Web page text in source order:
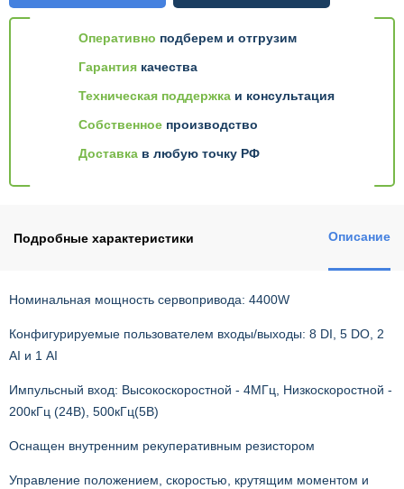
Оперативно подберем и отгрузим
Гарантия качества
Техническая поддержка и консультация
Собственное производство
Доставка в любую точку РФ
Подробные характеристики Описание
Номинальная мощность сервопривода: 4400W
Конфигурируемые пользователем входы/выходы: 8 DI, 5 DO, 2
AI и 1 AI
Импульсный вход: Высокоскоростной - 4МГц, Низкоскоростной -
200кГц (24В), 500кГц(5В)
Оснащен внутренним рекуперативным резистором
Управление положением, скоростью, крутящим моментом и